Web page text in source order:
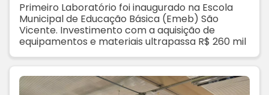
Primeiro Laboratório foi inaugurado na Escola
Municipal de Educação Básica (Emeb) São
Vicente. Investimento com a aquisição de
equipamentos e materiais ultrapassa R$ 260 mil